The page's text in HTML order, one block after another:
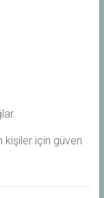
kişiler için güven